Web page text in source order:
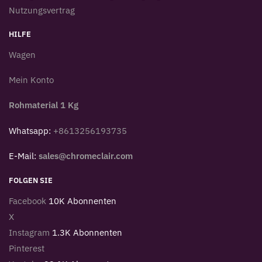
Nutzungsvertrag
HILFE
Wagen
Mein Konto
Rohmaterial 1 Kg
Whatsapp: +8613256193735
E-Mail: sales@chromeclair.com
FOLGEN SIE
Facebook 10K Abonnenten
X
Instagram 1.3K Abonnenten
Pinterest